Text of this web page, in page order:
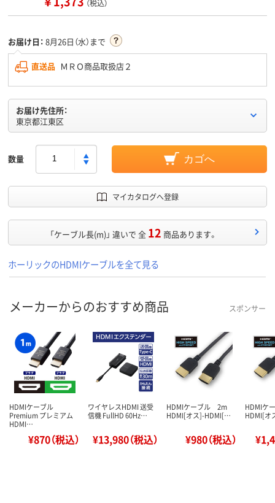
（税込）
お届け日： 8月26日（水）まで
直送品 ＭＲＯ商品取扱店２
お届け先住所：
東京都江東区
数量 カゴへ
マイカタログへ登録
「ケーブル長(m)」 違いで 全 12 商品あります。
ホーリックのHDMIケーブルを全て見る
メーカーからのおすすめ商品 スポンサー
HDMIケーブル
Premium プレミアム
HDMI…
¥870（税込）
ワイヤレスHDMI 送受
信機 FullHD 60Hz…
¥13,980（税込）
HDMIケーブル 2m
HDMI[オス]-HDMI[…
¥980（税込）
HDMI
HDMI[